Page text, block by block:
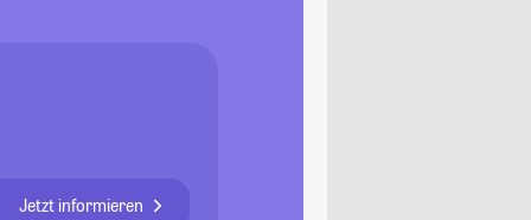
Jetzt informieren